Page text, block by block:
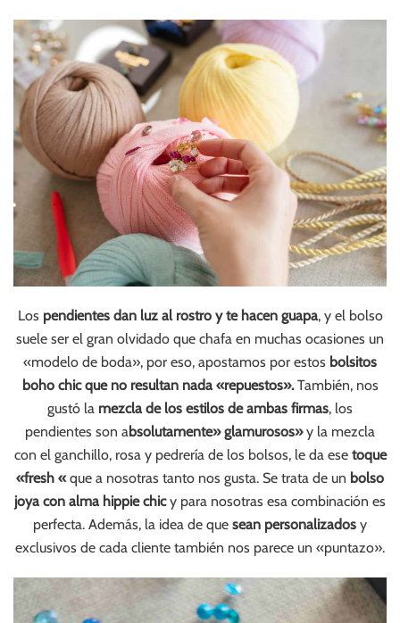
Los pendientes dan luz al rostro y te hacen guapa, y el bolso
suele ser el gran olvidado que chafa en muchas ocasiones un
«modelo de boda», por eso, apostamos por estos bolsitos
boho chic que no resultan nada «repuestos».También, nos
gustó la mezcla de los estilos de ambas firmas, los
pendientes son absolutamente» glamurosos»y la mezcla
con el ganchillo, rosa y pedrería de los bolsos, le da ese toque
«fresh «que a nosotras tanto nos gusta. Se trata de un bolso
joya con alma hippie chicy para nosotras esa combinación es
perfecta. Además, la idea de que sean personalizados y
exclusivos de cada cliente también nos parece un «puntazo».